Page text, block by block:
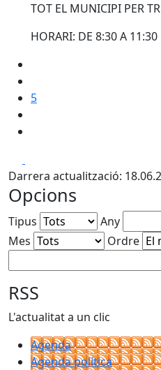
TOT EL MUNICIPI PER
HORARI: DE 8:30 A 11:30
5
Darrera actualització:
Opcions
Tipus
Any
Mes
Ordre
RSS
L'actualitat a un clic
Agenda
Agenda política